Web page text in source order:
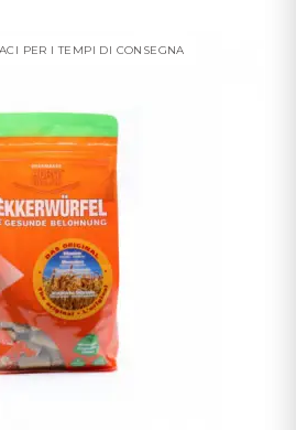
PER I TEMPI DI CONSEGNA